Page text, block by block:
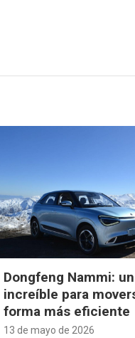
Dongfeng Nammi:
increíble para
forma más eficiente
13 de mayo de 2026